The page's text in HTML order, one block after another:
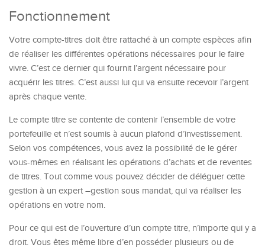
Fonctionnement
Votre compte-titres doit être rattaché à un compte espèces afin
de réaliser les différentes opérations nécessaires pour le faire
vivre. C’est ce dernier qui fournit l’argent nécessaire pour
acquérir les titres. C’est aussi lui qui va ensuite recevoir l’argent
après chaque vente.
Le compte titre se contente de contenir l’ensemble de votre
portefeuille et n’est soumis à aucun plafond d’investissement.
Selon vos compétences, vous avez la possibilité de le gérer
vous-mêmes en réalisant les opérations d’achats et de reventes
de titres. Tout comme vous pouvez décider de déléguer cette
gestion à un expert –gestion sous mandat, qui va réaliser les
opérations en votre nom.
Pour ce qui est de l’ouverture d’un compte titre, n’importe qui y a
droit. Vous êtes même libre d’en posséder plusieurs ou de